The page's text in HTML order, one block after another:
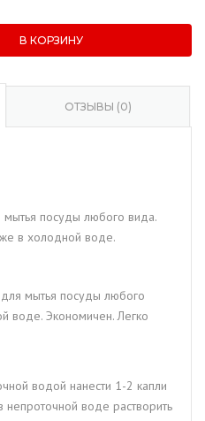
В КОРЗИНУ
ОТЗЫВЫ (0)
мытья посуды любого вида.
в холодной воде.
мытья посуды любого
воде. Экономичен. Легко
водой нанести 1-2 капли
непроточной воде растворить